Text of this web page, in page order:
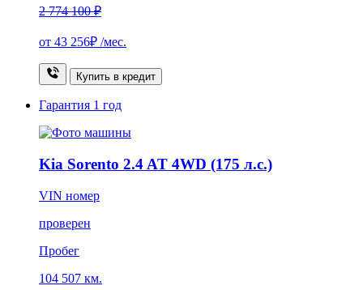
2 774 100 ₽
от 43 256₽ /мес.
Купить в кредит
Гарантия 1 год
Kia Sorento 2.4 AT 4WD (175 л.с.)
VIN номер
проверен
Пробег
104 507 км.